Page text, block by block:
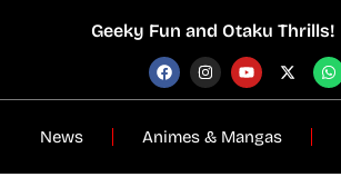
Geeky Fun and Otaku Thrills!
News Animes & Mangas